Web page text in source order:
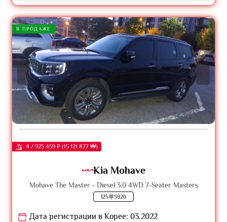
В ПРОДАЖЕ
4 / 925 459 ₽ (15 121 877 ₩)
Kia Mohave
Mohave The Master - Diesel 3.0 4WD 7-Seater Masters
125루5926
Дата регистрации в Корее: 03.2022